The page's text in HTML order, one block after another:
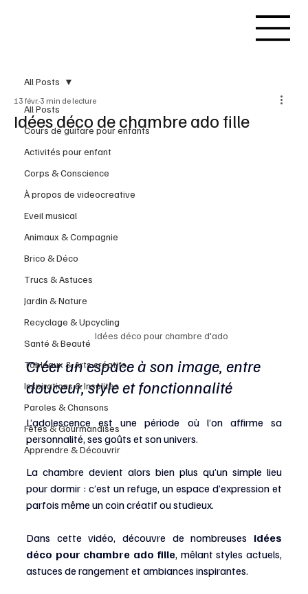
All Posts
Cours de guitare pour enfants
Activités pour enfant
Corps & Conscience
À propos de videocreative
Eveil musical
Animaux & Compagnie
Brico & Déco
Trucs & Astuces
Jardin & Nature
Recyclage & Upcycling
Santé & Beauté
Tableaux & Arts créatifs
Inspirations & Insolites
Paroles & Chansons
Fêtes & Gourmandises
Apprendre & Découvrir
All Posts
Idées déco de chambre ado fille
13 févr. 3 min de lecture
Idées déco pour chambre d'ado
Créer un espace à son image, entre
douceur, style et fonctionnalité
L’adolescence est une période où l’on affirme sa
personnalité, ses goûts et son univers.
La chambre devient alors bien plus qu’un simple lieu
pour dormir : c’est un refuge, un espace d’expression et
parfois même un coin créatif ou studieux.
Dans cette vidéo, découvre de nombreuses idées
déco pour chambre ado fille, mêlant styles actuels,
astuces de rangement et ambiances inspirantes.